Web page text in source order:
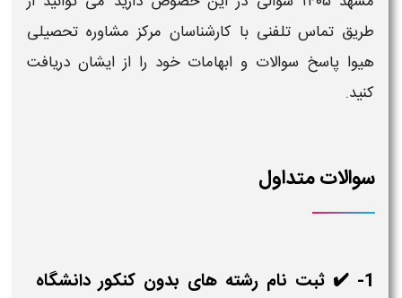
طریق تماس تلفنی با کارشناسان مرکز مشاوره تحصیلی
هیوا پاسخ سوالات و ابهامات خود را از ایشان دریافت
کنید.
سوالات متداول
1- ✔️ ثبت نام رشته های بدون کنکور دانشگاه